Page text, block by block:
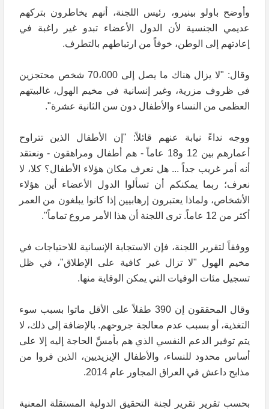
وأوضح باولو بينيرو، رئيس اللجنة، أنهم يخاطرون بتركهم
عديمي الجنسية لأن الدول الأعضاء تبدو غير راغبة في
إعادتهم إلى الوطن، خوفاً من ارتباطهم بالتطرف.
وقال: "لا يزال هناك ما يصل إلى 70،000 شخص محتجزين
في ظروف مزرية، وغير إنسانية في مخيم الهول، غالبيتهم
العظمى من النساء والأطفال دون سن الثانية عشرة".
ووجه نداءً نيابة عنهم قائلاً: "إن الأطفال الذين تتراوح
أعمارهم بين 12 و18 عاماً - هم أطفال ومراهقون - ونعتقد
أنه أمر غريب جداً ... هل نعرف مكان هؤلاء الأطفال؟ كلا، لا
نعرف؛ ربما يمكنكم أن تسألوا الدول الأعضاء أين هؤلاء
الأشخاص، ولماذا يعتبرون إرهابيين إذا كانوا يبلغون من العمر
أكثر من 12 عاماً. ترى اللجنة أن هذا الأمر مروع تماماً".
ووفقاً لتقرير اللجنة، فإن الاستجابة الإنسانية للاحتياجات في
مخيم الهول "لا تزال غير كافية على الإطلاق"، في ظل
تسجيل مئات الوفيات التي يمكن الوقاية منها.
وقال المحققون إن 390 طفلاً على الأقل ماتوا بسبب سوء
التغذية، أو بسبب عدم معالجة جروحهم. بالإضافة إلى ذلك، لا
يتم توفير الدعم النفسي الذي هم بأمسِّ الحاجة إليه إلا على
أساس محدود للنساء، والأطفال الإيزيديين، الذين فروا من
مذابح داعش في العراق المجاور عام 2014.
بحسب تقرير تقرير لجنة التحقيق الدولية المستقلة المعنية